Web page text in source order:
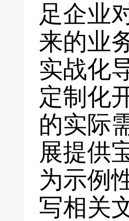
足企业
来的业
实战化
定制化
的实际
展提供
为示例
写相关